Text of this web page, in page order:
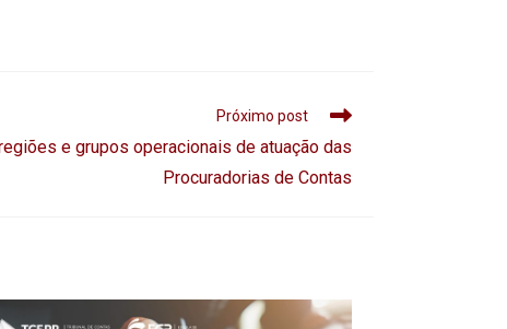
Próximo post
e grupos operacionais de atuação das
Procuradorias de Contas